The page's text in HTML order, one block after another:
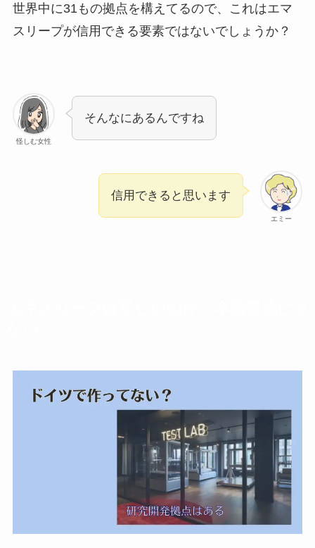
世界中に31もの拠点を構えてるので、これはエマ
スリープが信用できる要素ではないでしょうか？
怪しむ女性
そんなにあるんですね
エミー
信用できると思います